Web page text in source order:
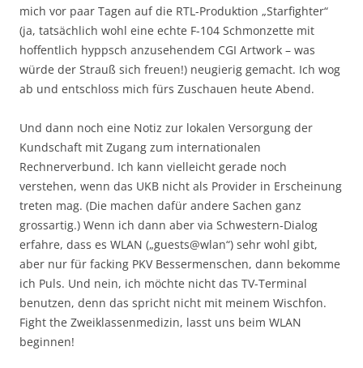
mich vor paar Tagen auf die RTL-Produktion „Starfighter“
(ja, tatsächlich wohl eine echte F-104 Schmonzette mit
hoffentlich hyppsch anzusehendem CGI Artwork – was
würde der Strauß sich freuen!) neugierig gemacht. Ich wog
ab und entschloss mich fürs Zuschauen heute Abend.
Und dann noch eine Notiz zur lokalen Versorgung der
Kundschaft mit Zugang zum internationalen
Rechnerverbund. Ich kann vielleicht gerade noch
verstehen, wenn das UKB nicht als Provider in Erscheinung
treten mag. (Die machen dafür andere Sachen ganz
grossartig.) Wenn ich dann aber via Schwestern-Dialog
erfahre, dass es WLAN („guests@wlan“) sehr wohl gibt,
aber nur für facking PKV Bessermenschen, dann bekomme
ich Puls. Und nein, ich möchte nicht das TV-Terminal
benutzen, denn das spricht nicht mit meinem Wischfon.
Fight the Zweiklassenmedizin, lasst uns beim WLAN
beginnen!